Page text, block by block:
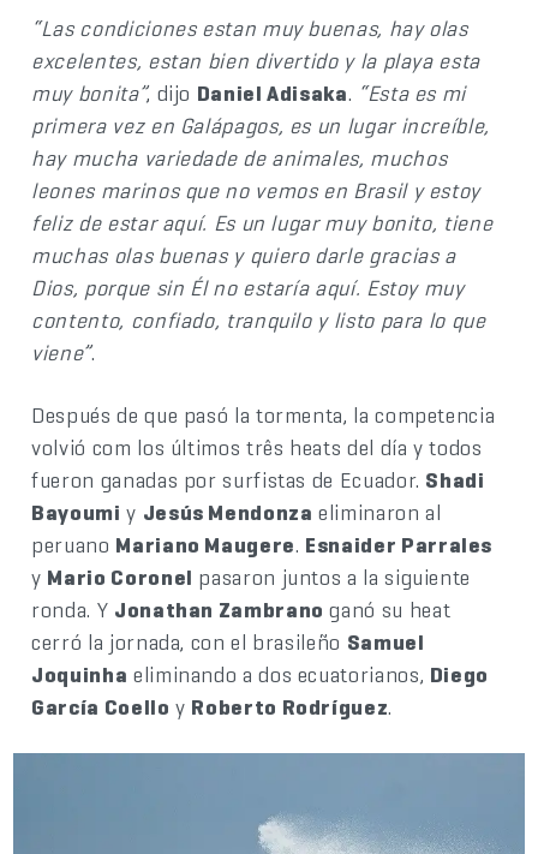
“Las condiciones estan muy buenas, hay olas
excelentes, estan bien divertido y la playa esta
muy bonita”, dijo Daniel Adisaka. “Esta es mi
primera vez en Galápagos, es un lugar increíble,
hay mucha variedade de animales, muchos
leones marinos que no vemos en Brasil y estoy
feliz de estar aquí. Es un lugar muy bonito, tiene
muchas olas buenas y quiero darle gracias a
Dios, porque sin Él no estaría aquí. Estoy muy
contento, confiado, tranquilo y listo para lo que
viene”.
Después de que pasó la tormenta, la competencia
volvió com los últimos três heats del día y todos
fueron ganadas por surfistas de Ecuador. Shadi
Bayoumi y Jesús Mendonza eliminaron al
peruano Mariano Maugere. Esnaider Parrales
y Mario Coronel pasaron juntos a la siguiente
ronda. Y Jonathan Zambrano ganó su heat
cerró la jornada, con el brasileño Samuel
Joquinha eliminando a dos ecuatorianos, Diego
García Coello y Roberto Rodríguez.